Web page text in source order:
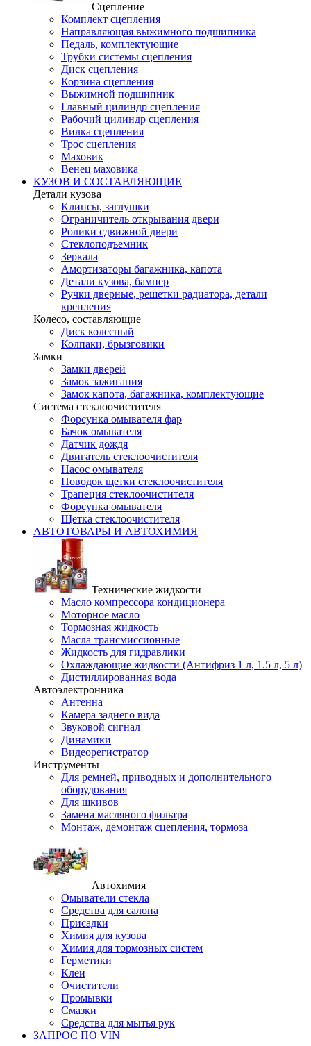
Сцепление
Комплект сцепления
Направляющая выжимного подшипника
Педаль, комплектующие
Трубки системы сцепления
Диск сцепления
Корзина сцепления
Выжимной подшипник
Главный цилиндр сцепления
Рабочий цилиндр сцепления
Вилка сцепления
Трос сцепления
Маховик
Венец маховика
КУЗОВ И СОСТАВЛЯЮЩИЕ
Детали кузова
Клипсы, заглушки
Ограничитель открывания двери
Ролики сдвижной двери
Стеклоподъемник
Зеркала
Амортизаторы багажника, капота
Детали кузова, бампер
Ручки дверные, решетки радиатора, детали
крепления
Колесо, составляющие
Диск колесный
Колпаки, брызговики
Замки
Замки дверей
Замок зажигания
Замок капота, багажника, комплектующие
Система стеклоочистителя
Форсунка омывателя фар
Бачок омывателя
Датчик дождя
Двигатель стеклоочистителя
Насос омывателя
Поводок щетки стеклоочистителя
Трапеция стеклоочистителя
Форсунка омывателя
Щетка стеклоочистителя
АВТОТОВАРЫ И АВТОХИМИЯ
Технические жидкости
Масло компрессора кондиционера
Моторное масло
Тормозная жидкость
Масла трансмиссионные
Жидкость для гидравлики
Охлаждающие жидкости (Антифриз 1 л, 1.5 л, 5 л)
Дистиллированная вода
Автоэлектронника
Антенна
Камера заднего вида
Звуковой сигнал
Динамики
Видеорегистратор
Инструменты
Для ремней, приводных и дополнительного
оборудования
Для шкивов
Замена масляного фильтра
Монтаж, демонтаж сцепления, тормоза
Автохимия
Омыватели стекла
Средства для салона
Присадки
Химия для кузова
Химия для тормозных систем
Герметики
Клеи
Очистители
Промывки
Смазки
Средства для мытья рук
ЗАПРОС ПО VIN